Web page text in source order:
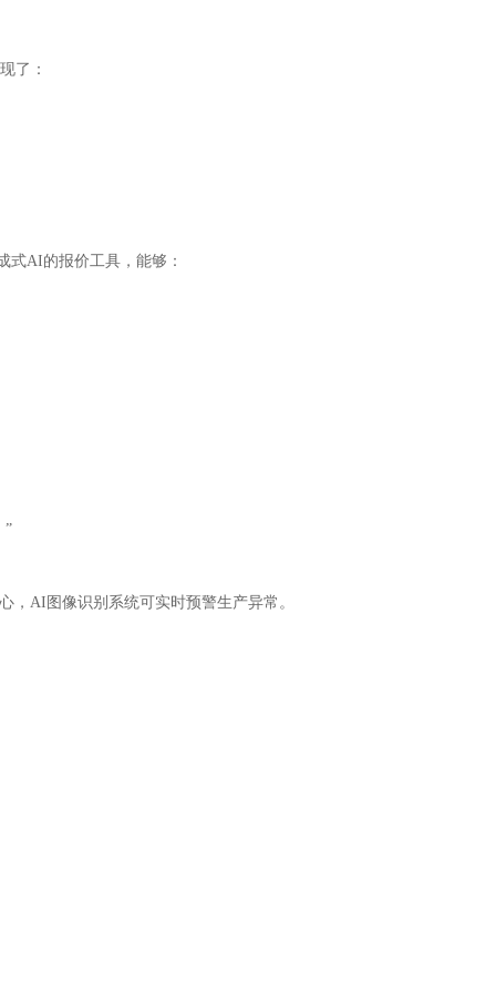
了：
AI的报价工具，能够：
”
，AI图像识别系统可实时预警生产异常。